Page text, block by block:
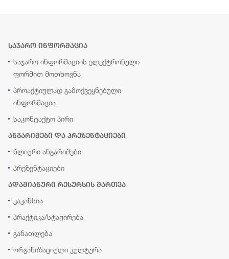
საჯარო ინფორმაცია
საჯარო ინფორმაციის ელექტრონული
ფორმით მოთხოვნა
პროაქტიულად გამოქვეყნებული
ინფორმაცია
საკონტაქტო პირი
ანგარიშები და პრეზენტაციები
წლიური ანგარიშები
პრეზენტაციები
ადამიანური რესურსის მართვა
ვაკანსია
პრაქტიკა/სტაჟირება
განათლება
ორგანიზაციული კულტურა